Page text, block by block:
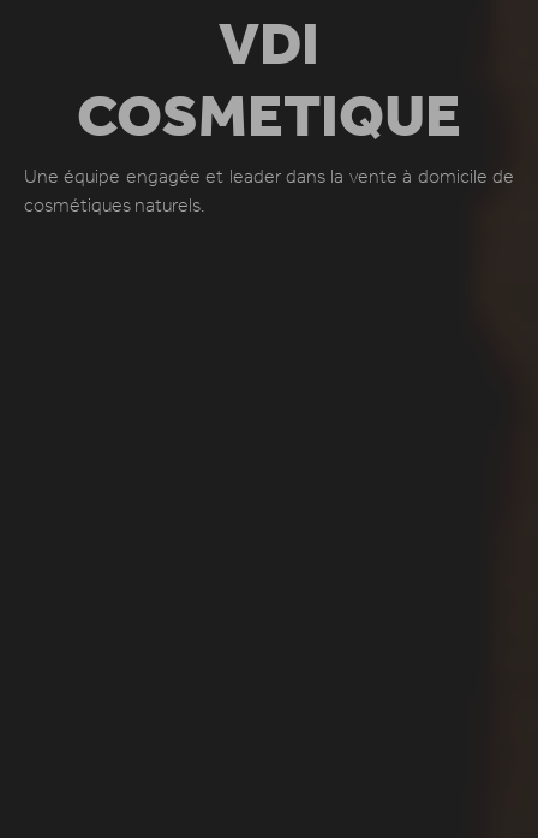
VDI
COSMETIQUE
Une équipe engagée et leader dans la vente à domicile de
cosmétiques naturels.